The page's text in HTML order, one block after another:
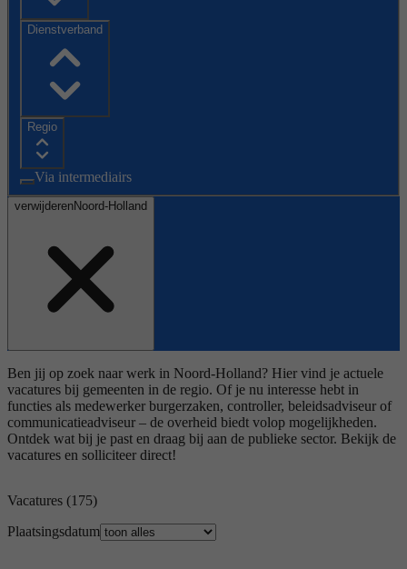
Ben jij op zoek naar werk in Noord-Holland? Hier vind je actuele
vacatures bij gemeenten in de regio. Of je nu interesse hebt in
functies als medewerker burgerzaken, controller, beleidsadviseur of
communicatieadviseur – de overheid biedt volop mogelijkheden.
Ontdek wat bij je past en draag bij aan de publieke sector. Bekijk de
vacatures en solliciteer direct!
Dienstverband
Regio
Via intermediairs
verwijderenNoord-Holland
Vacatures (175)
Plaatsingsdatum